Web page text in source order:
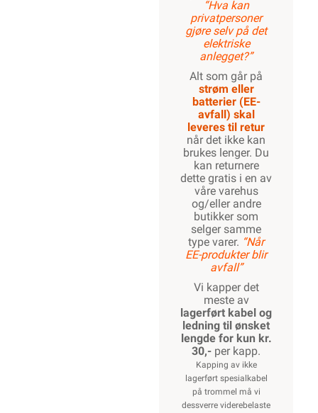
“Hva kan
privatpersoner
gjøre selv på det
elektriske
anlegget?”
Alt som går på
strøm eller
batterier (EE-
avfall) skal
leveres til retur
når det ikke kan
brukes lenger. Du
kan returnere
dette gratis i en av
våre varehus
og/eller andre
butikker som
selger samme
type varer. “Når
EE-produkter blir
avfall”
Vi kapper det
meste av
lagerført kabel og
ledning til ønsket
lengde for kun kr.
30,- per kapp.
Kapping av ikke
lagerført spesialkabel
på trommel må vi
dessverre viderebelaste